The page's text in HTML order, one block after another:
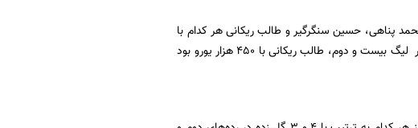
تراوالی با ۶۵۰ هزار یورو بود و امیر محمد پناهی، حسین سنگرگیر و طالب ریکانی هر کدام با
۳۰۰ هزار یورو در رده دوم گران‌ترین بازیکن نفت قرار دارند. اما گران‌ترین بازیکن نفت در لیگ بیست و دوم، طالب ریکانی با ۴۵۰ هزار یورو بود